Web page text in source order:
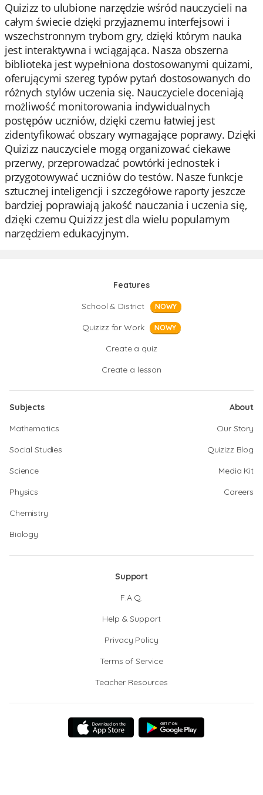
Quizizz to ulubione narzędzie wśród nauczycieli na
całym świecie dzięki przyjaznemu interfejsowi i
wszechstronnym trybom gry, dzięki którym nauka
jest interaktywna i wciągająca. Nasza obszerna
biblioteka jest wypełniona dostosowanymi quizami,
oferującymi szereg typów pytań dostosowanych do
różnych stylów uczenia się. Nauczyciele doceniają
możliwość monitorowania indywidualnych
postępów uczniów, dzięki czemu łatwiej jest
zidentyfikować obszary wymagające poprawy. Dzięki
Quizizz nauczyciele mogą organizować ciekawe
przerwy, przeprowadzać powtórki jednostek i
przygotowywać uczniów do testów. Nasze funkcje
sztucznej inteligencji i szczegółowe raporty jeszcze
bardziej poprawiają jakość nauczania i uczenia się,
dzięki czemu Quizizz jest dla wielu popularnym
narzędziem edukacyjnym.
Features
School & District
NOWY
Quizizz for Work NOWY
Create a quiz
Create a lesson
Subjects
Mathematics
Social Studies
Science
Physics
Chemistry
Biology
About
Our Story
Quizizz Blog
Media Kit
Careers
Support
F.A.Q.
Help & Support
Privacy Policy
Terms of Service
Teacher Resources